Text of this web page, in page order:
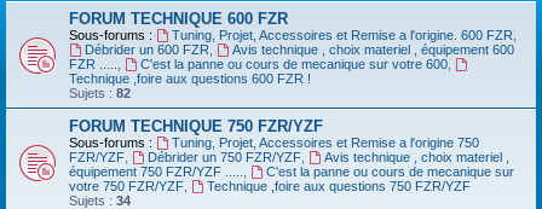
FORUM TECHNIQUE 600 FZR
Sous-forums : Tuning, Projet, Accessoires et Remise a l'origine. 600 FZR
Débrider un 600 FZR
Avis technique , choix materiel , équipement 600
FZR .....
C'est la panne ou cours de mecanique sur votre 600,
Technique ,foire aux questions 600 FZR !
Sujets : 82
FORUM TECHNIQUE 750 FZR/YZF
Sous-forums :
Tuning, Projet, Accessoires et Remise a l'origine 750
FZR/YZF
Débrider un 750 FZR/YZF,
Avis technique , choix materiel ,
équipement 750 FZR/YZF .....
C'est la panne ou cours de mecanique sur
votre 750 FZR/YZF
Technique ,foire aux questions 750 FZR/YZF
Sujets : 34